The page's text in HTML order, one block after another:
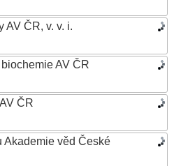
AV ČR, v. v. i.
AV ČR
ČR
Akademie věd České